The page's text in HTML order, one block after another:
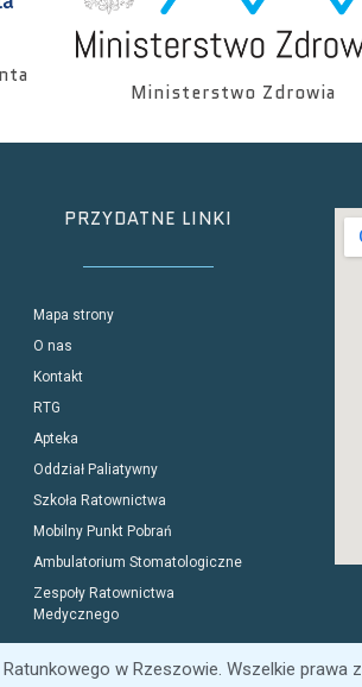
Ministerstwo Zdrowia
PRZYDATNE LINKI
Mapa strony
O nas
Kontakt
RTG
Apteka
Oddział Paliatywny
Szkoła Ratownictwa
Mobilny Punkt Pobrań
Ambulatorium Stomatologiczne
Zespoły Ratownictwa
Medycznego
w Rzeszowie. Wszelkie prawa